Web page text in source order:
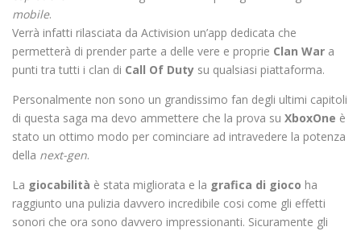
mobile.
Verrà infatti rilasciata da Activision un’app dedicata che
permetterà di prender parte a delle vere e proprie Clan War a
punti tra tutti i clan di Call Of Duty su qualsiasi piattaforma.
Personalmente non sono un grandissimo fan degli ultimi capitoli
di questa saga ma devo ammettere che la prova su XboxOne è
stato un ottimo modo per cominciare ad intravedere la potenza
della next-gen.
La giocabilità è stata migliorata e la grafica di gioco ha
raggiunto una pulizia davvero incredibile cosi come gli effetti
sonori che ora sono davvero impressionanti. Sicuramente gli